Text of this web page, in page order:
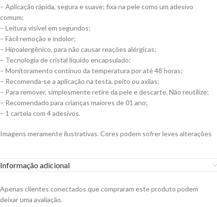
– Aplicação rápida, segura e suave; fixa na pele como um adesivo
comum;
– Leitura visível em segundos;
– Fácil remoção e indolor;
– Hipoalergênico, para não causar reações alérgicas;
– Tecnologia de cristal líquido encapsulado;
– Monitoramento contínuo da temperatura por até 48 horas;
– Recomenda-se a aplicação na testa, peito ou axilas;
– Para remover, simplesmente retire da pele e descarte. Não reutilize;
– Recomendado para crianças maiores de 01 ano;
– 1 cartela com 4 adesivos.
Imagens meramente ilustrativas. Cores podem sofrer leves alterações
Informação adicional
Apenas clientes conectados que compraram este produto podem
deixar uma avaliação.